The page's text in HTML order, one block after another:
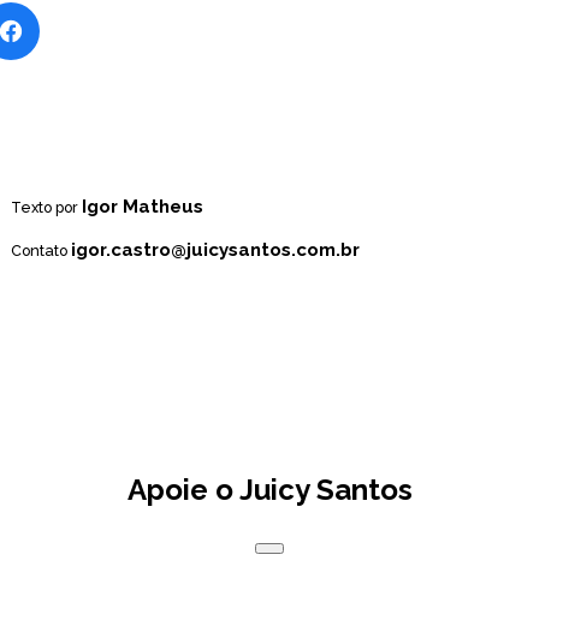
Texto por Igor Matheus
Contato igor.castro@juicysantos.com.br
Apoie o Juicy Santos